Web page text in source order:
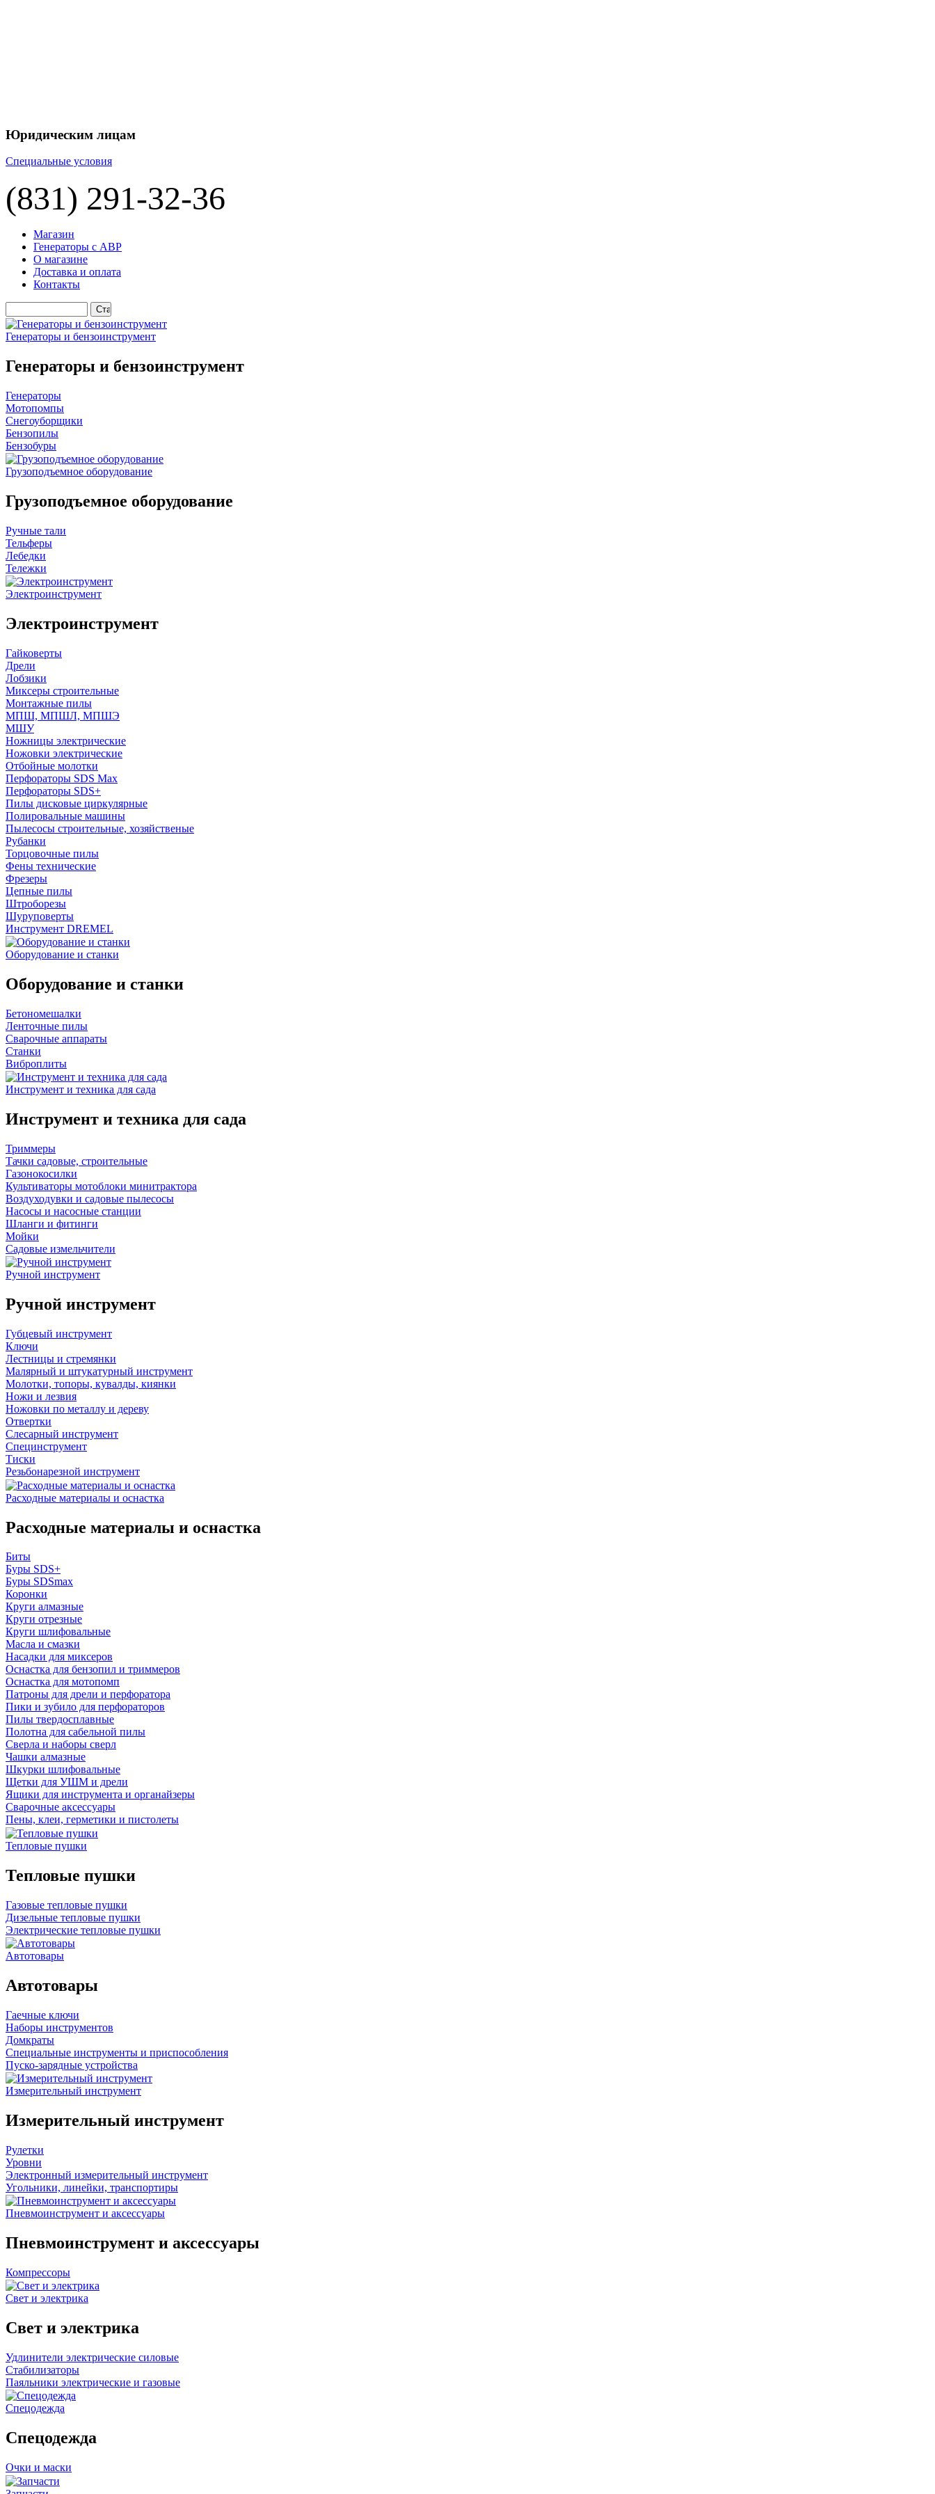
Юридическим лицам
Специальные условия
(831) 291-32-36
Магазин
Генераторы с АВР
О магазине
Доставка и оплата
Контакты
Генераторы и бензоинструмент
Генераторы и бензоинструмент
Генераторы
Мотопомпы
Снегоуборщики
Бензопилы
Бензобуры
Грузоподъемное оборудование
Грузоподъемное оборудование
Ручные тали
Тельферы
Лебедки
Тележки
Электроинструмент
Электроинструмент
Гайковерты
Дрели
Лобзики
Миксеры строительные
Монтажные пилы
МПШ, МПШЛ, МПШЭ
МШУ
Ножницы электрические
Ножовки электрические
Отбойные молотки
Перфораторы SDS Max
Перфораторы SDS+
Пилы дисковые циркулярные
Полировальные машины
Пылесосы строительные, хозяйственые
Рубанки
Торцовочные пилы
Фены технические
Фрезеры
Цепные пилы
Штроборезы
Шуруповерты
Инструмент DREMEL
Оборудование и станки
Оборудование и станки
Бетономешалки
Ленточные пилы
Сварочные аппараты
Станки
Виброплиты
Инструмент и техника для сада
Инструмент и техника для сада
Триммеры
Тачки садовые, строительные
Газонокосилки
Культиваторы мотоблоки минитрактора
Воздуходувки и садовые пылесосы
Насосы и насосные станции
Шланги и фитинги
Мойки
Садовые измельчители
Ручной инструмент
Ручной инструмент
Губцевый инструмент
Ключи
Лестницы и стремянки
Малярный и штукатурный инструмент
Молотки, топоры, кувалды, киянки
Ножи и лезвия
Ножовки по металлу и дереву
Отвертки
Слесарный инструмент
Специнструмент
Тиски
Резьбонарезной инструмент
Расходные материалы и оснастка
Расходные материалы и оснастка
Биты
Буры SDS+
Буры SDSmax
Коронки
Круги алмазные
Круги отрезные
Круги шлифовальные
Масла и смазки
Насадки для миксеров
Оснастка для бензопил и триммеров
Оснастка для мотопомп
Патроны для дрели и перфоратора
Пики и зубило для перфораторов
Пилы твердосплавные
Полотна для сабельной пилы
Сверла и наборы сверл
Чашки алмазные
Шкурки шлифовальные
Щетки для УШМ и дрели
Ящики для инструмента и органайзеры
Сварочные аксессуары
Пены, клеи, герметики и пистолеты
Тепловые пушки
Тепловые пушки
Газовые тепловые пушки
Дизельные тепловые пушки
Электрические тепловые пушки
Автотовары
Автотовары
Гаечные ключи
Наборы инструментов
Домкраты
Специальные инструменты и приспособления
Пуско-зарядные устройства
Измерительный инструмент
Измерительный инструмент
Рулетки
Уровни
Электронный измерительный инструмент
Угольники, линейки, транспортиры
Пневмоинструмент и аксессуары
Пневмоинструмент и аксессуары
Компрессоры
Свет и электрика
Свет и электрика
Удлинители электрические силовые
Стабилизаторы
Паяльники электрические и газовые
Спецодежда
Спецодежда
Очки и маски